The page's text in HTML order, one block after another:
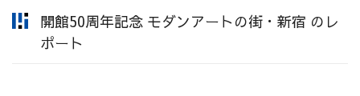
開館50周年記念 モダンアートの街・新宿 のレ
ポート